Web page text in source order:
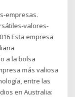
empresas.
valores-
Esta empresa
a la bolsa
más valiosa
entre las
en Australia: